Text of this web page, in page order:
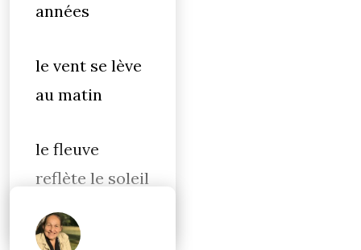
années
le vent se lève
au matin
le fleuve
reflète le soleil